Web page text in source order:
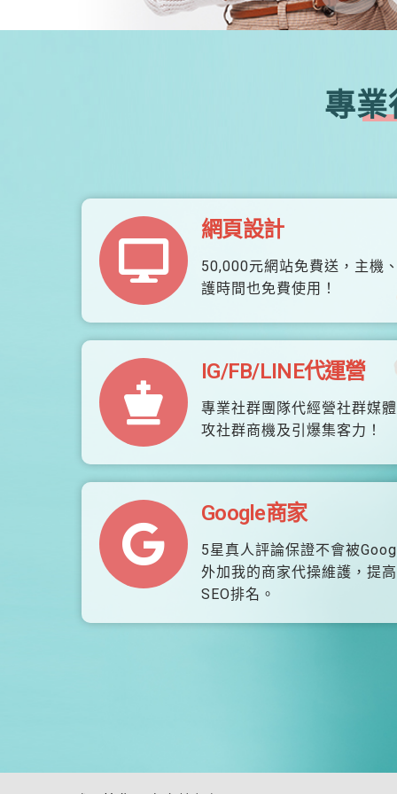
專業
網頁設計
50,000元網站免費送，主機
護時間也免費使用！
IG/FB/LINE代運營
專業社群團隊代經營社群媒
攻社群商機及引爆集客力！
Google商家
5星真人評論保證不會被
外加我的商家代操維護，提
SEO排名。